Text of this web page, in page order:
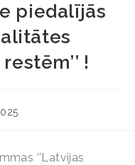
piedalījās
!
‘’Latvijas